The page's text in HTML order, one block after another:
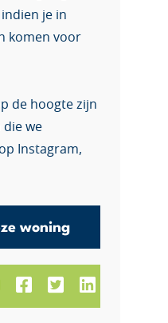
je in
komen voor
de hoogte zijn
die we
Instagram,
woning